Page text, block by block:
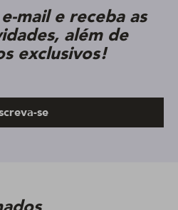
mail e receba as
além de
exclusivos!
se